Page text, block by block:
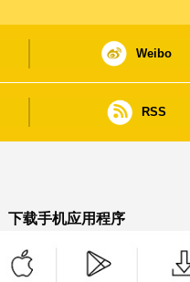
Weibo
RSS
下载手机应用程序